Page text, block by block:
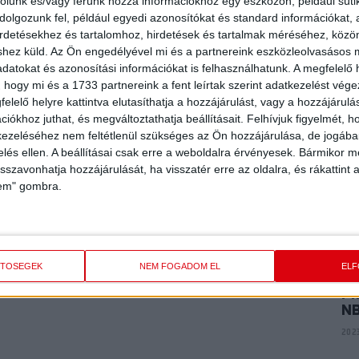
fel, például egyedi azonosítókat és standard információkat,
és tartalomhoz, hirdetések és tartalmak méréséhez,
küld. Az Ön engedélyével mi és a partnereink eszközleolvasásos
és azonosítási információkat is felhasználhatunk. A megfelelő
hogy mi és a 1733 partnereink a fent leírtak szerint adatkezelést
helyre kattintva elutasíthatja a hozzájárulást, vagy a
juthat, és megváltoztathatja beállításait. Felhívjuk figyelmét,
nem feltétlenül szükséges az Ön hozzájárulása, de
ellen. A beállításai csak erre a weboldalra érvényesek. Bármikor
hozzájárulását, ha visszatér erre az oldalra, és rákattint
gombra.
NEM FOGADOM EL
34 33 Váci NKSE
29 25 MTK
FTC
PC Trade Szeged
22 27 FTC
25 37 FTC
PC Trade Szeged